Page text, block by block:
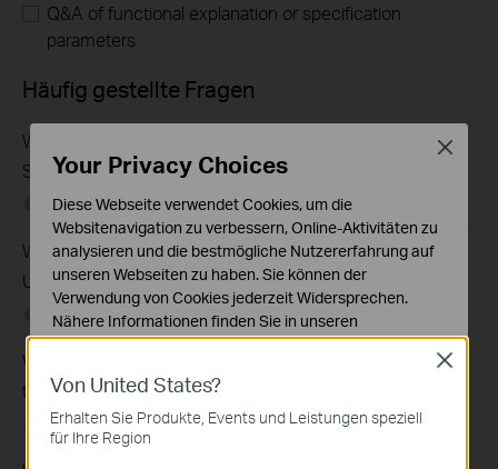
Q&A of functional explanation or specification
parameters
Häufig gestellte Fragen
What Are the Differences in Features and Application
Scenarios Among Various Series Switches
07-31-2026 407202views
Why Are the Ethernet LED Indicators Off on My TP-Link
Unmanaged Switch?
07-17-2026 415708 views
What Can I Do If My PC Is Not Working When Connected
to a TP-Link Unmanaged Switch?
07-16-2026 317015views
Von United States?
Erhalten Sie Produkte, Events und Leistungen speziell
für Ihre Region
Close
Your Privacy Choices
Diese Webseite verwendet Cookies, um die
Websitenavigation zu verbessern, Online-Aktivitäten zu
analysieren und die bestmögliche Nutzererfahrung auf
unseren Webseiten zu haben. Sie können der
Verwendung von Cookies jederzeit Widersprechen.
Nähere Informationen finden Sie in unseren
Datenschutzhinweisen.
Notwendige Cookies
erforderlich und können in Ihren Systemen nicht
Close